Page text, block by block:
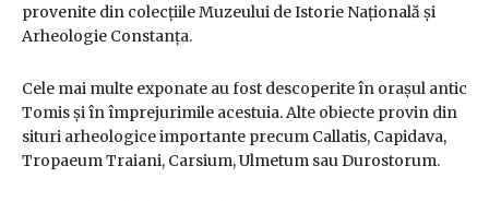
provenite din colecțiile Muzeului de Istorie Națională și
Arheologie Constanța.
Cele mai multe exponate au fost descoperite în orașul antic
Tomis și în împrejurimile acestuia. Alte obiecte provin din
situri arheologice importante precum Callatis, Capidava,
Tropaeum Traiani, Carsium, Ulmetum sau Durostorum.